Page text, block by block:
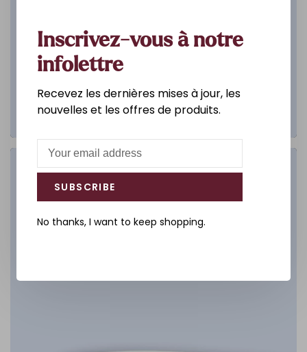
Salle de bain
Inscrivez-vous à notre
infolettre
Recevez les dernières mises à jour, les
nouvelles et les offres de produits.
SUBSCRIBE
No thanks, I want to keep shopping.